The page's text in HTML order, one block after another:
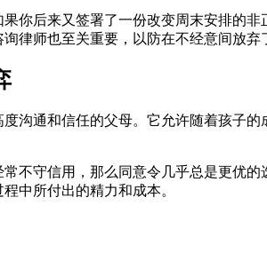
你后来又签署了一份改变周末安排的
律师也至关重要，以防在不经意间放弃
沟通和信任的父母。它允许随着孩子
不守信用，那么同意令几乎总是更优
中所付出的精力和成本。